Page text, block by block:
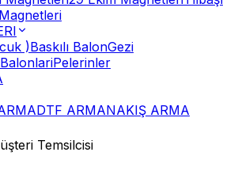
)Baskılı BalonGezi
Pelerinler
DTF ARMANAKIŞ ARMA
Temsilcisi